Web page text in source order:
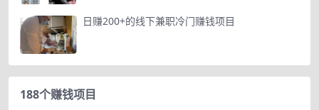
日赚200+的线下兼职冷门赚钱项目
188个赚钱项目